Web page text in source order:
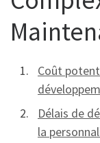
Coût
Délais de
la